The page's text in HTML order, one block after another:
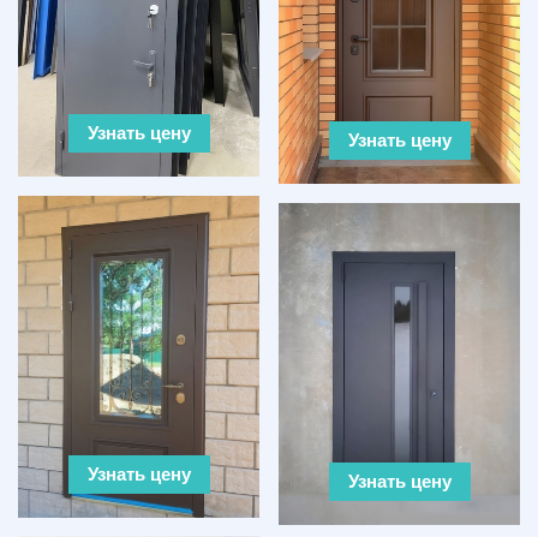
Узнать цену
Узнать цену
Узнать цену
Узнать цену